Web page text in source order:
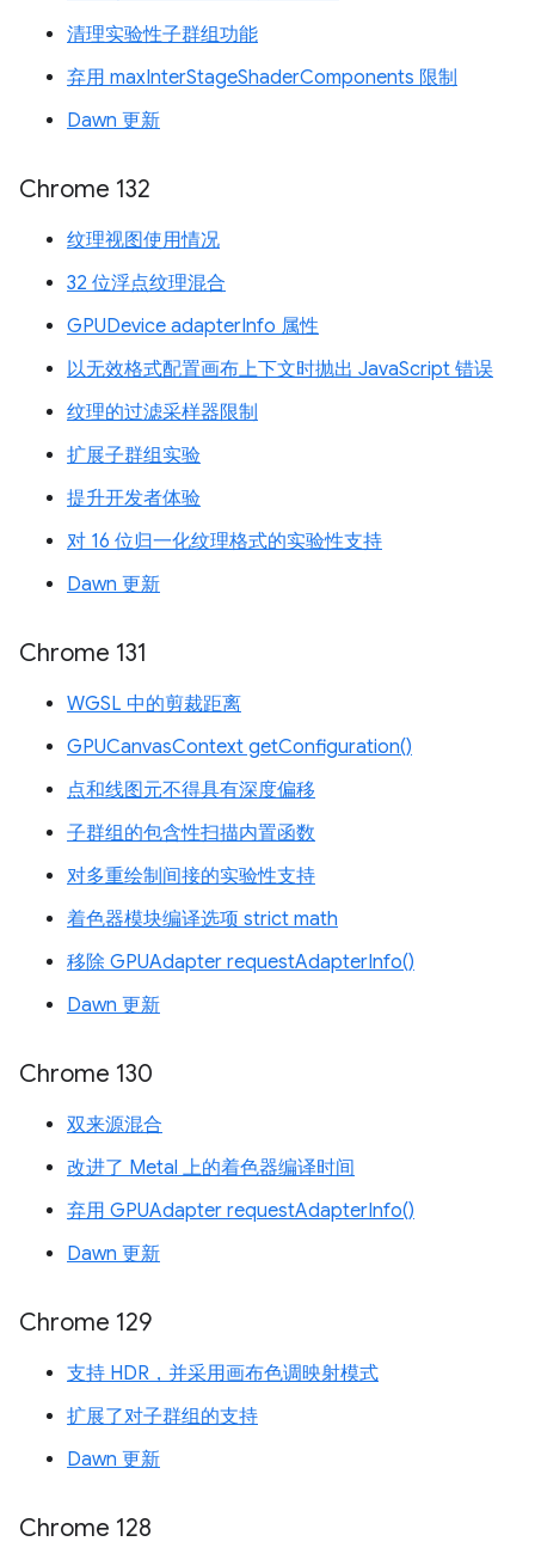
清理实验性子群组功能
弃用 maxInterStageShaderComponents 限制
Dawn 更新
Chrome 132
纹理视图使用情况
32 位浮点纹理混合
GPUDevice adapterInfo 属性
以无效格式配置画布上下文时抛出 JavaScript 错误
纹理的过滤采样器限制
扩展子群组实验
提升开发者体验
对 16 位归一化纹理格式的实验性支持
Dawn 更新
Chrome 131
WGSL 中的剪裁距离
GPUCanvasContext getConfiguration()
点和线图元不得具有深度偏移
子群组的包含性扫描内置函数
对多重绘制间接的实验性支持
着色器模块编译选项 strict math
移除 GPUAdapter requestAdapterInfo()
Dawn 更新
Chrome 130
双来源混合
改进了 Metal 上的着色器编译时间
弃用 GPUAdapter requestAdapterInfo()
Dawn 更新
Chrome 129
支持 HDR，并采用画布色调映射模式
扩展了对子群组的支持
Dawn 更新
Chrome 128